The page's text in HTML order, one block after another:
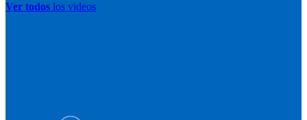
Ver todos los videos